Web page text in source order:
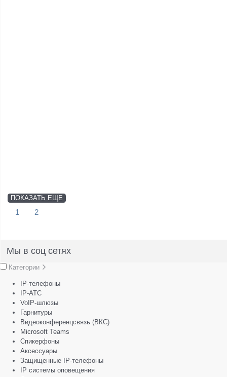
ПОКАЗАТЬ ЕЩЕ
1 2
Мы в соц сетях
Категории
IP-телефоны
IP-АТС
VoIP-шлюзы
Гарнитуры
Видеоконференцсвязь (ВКС)
Microsoft Teams
Спикерфоны
Аксессуары
Защищенные IP-телефоны
IP системы оповещения